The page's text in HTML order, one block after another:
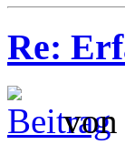
Re:
von